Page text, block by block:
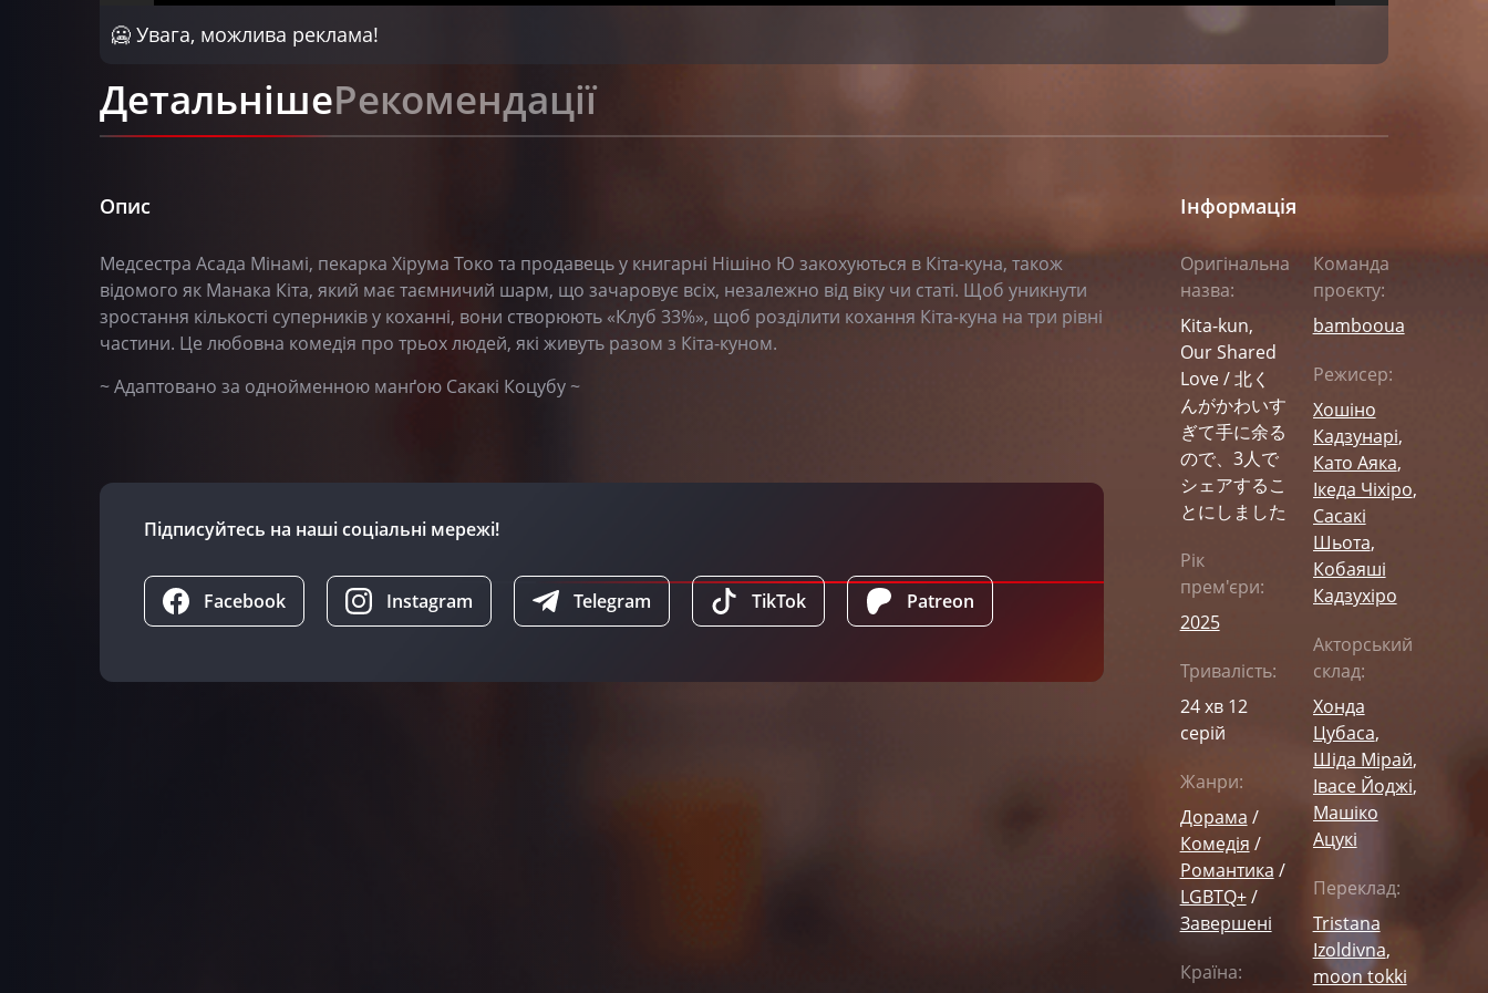
🥶 Увага, можлива реклама!
ДетальнішеРекомендації
Опис
Медсестра Асада Мінамі, пекарка Хірума Токо та продавець у книгарні Нішіно Ю закохуються в Кіта-куна, також
відомого як Манака Кіта, який має таємничий шарм, що зачаровує всіх, незалежно від віку чи статі. Щоб уникнути
зростання кількості суперників у коханні, вони створюють «Клуб 33%», щоб розділити кохання Кіта-куна на три рівні
частини. Це любовна комедія про трьох людей, які живуть разом з Кіта-куном.
~ Адаптовано за однойменною манґою Сакакі Коцубу ~
Підписуйтесь на наші соціальні мережі!
Facebook Instagram Telegram TikTok Patreon
Інформація
Оригінальна
назва:
Kita-kun,
Our Shared
Love / 北く
んがかわいす
ぎて手に余る
ので、3人で
シェアするこ
とにしました
Рік
прем'єри:
2025
Тривалість:
24 хв 12
серій
Жанри:
Дорама /
Комедія /
Романтика /
LGBTQ+/
Завершені
Країна:
Команда
проєкту:
bambooua
Режисер:
Хошіно
Кадзунарі,
Като Аяка,
Ікеда Чіхіро,
Сасакі
Шьота,
Кобаяші
Кадзухіро
Акторський
склад:
Хонда
Цубаса,
Шіда Мірай,
Івасе Йоджі,
Машіко
Ацукі
Переклад:
Tristana
Izoldivna,
moon tokki